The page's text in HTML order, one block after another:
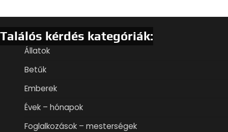
Találós kérdés kategóriák:
Állatok
Betűk
Emberek
Évek – hónapok
Foglalkozások – mesterségek